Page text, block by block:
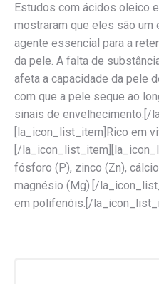
Estudos com ácidos oleico
mostraram que eles são um
agente essencial para a
da pele. A falta de
afeta a capacidade da pele
com que a pele seque ao
sinais de envelhecimento.[/
[la_icon_list_item]Rico em
[/
fósforo (P), zinco (Zn),
magnésio (Mg).[/
em polifenóis.[/